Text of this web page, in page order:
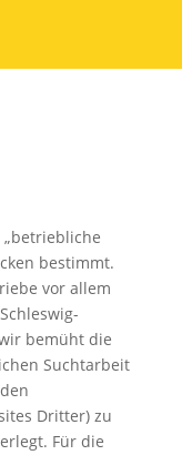
„betriebliche
bestimmt.
vor allem
bemüht die
Suchtarbeit
Dritter) zu
Für die